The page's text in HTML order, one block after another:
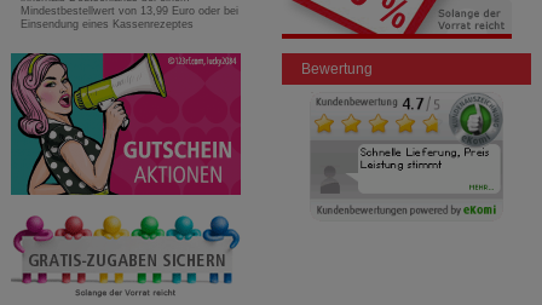
Mindestbestellwert von 13,99 Euro oder bei
Einsendung eines Kassenrezeptes
Bewertung